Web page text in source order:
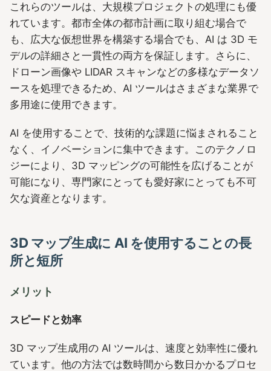
これらのツールは、大規模プロジェクトの処理にも優
れています。都市全体の都市計画に取り組む場合で
も、広大な仮想世界を構築する場合でも、AI は 3D モ
デルの詳細さと一貫性の両方を保証します。さらに、
ドローン画像や LIDAR スキャンなどの多様なデータソ
ースを処理できるため、AI ツールはさまざまな業界で
多用途に使用できます。
AI を使用することで、技術的な課題に悩まされること
なく、イノベーションに集中できます。このテクノロ
ジーにより、3D マッピングの可能性を広げることが
可能になり、専門家にとっても愛好家にとっても不可
欠な資産となります。
3D マップ生成に AI を使用することの長
所と短所
メリット
スピードと効率
3D マップ生成用の AI ツールは、速度と効率性に優れ
ています。他の方法では数時間から数日かかるプロセ